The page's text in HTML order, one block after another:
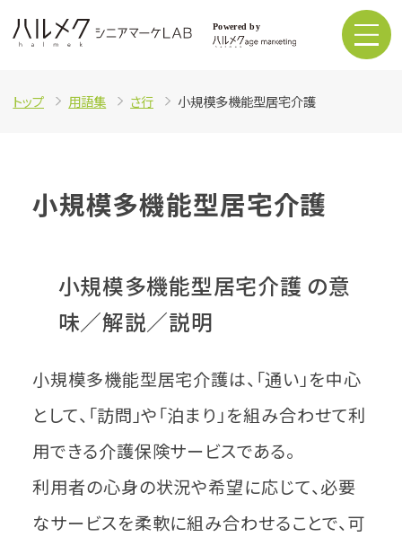
トップ 用語集 さ行 小規模多機能型居宅介護
小規模多機能型居宅介護
小規模多機能型居宅介護 の意
味／解説／説明
小規模多機能型居宅介護は、「通い」を中心
として、「訪問」や「泊まり」を組み合わせて利
用できる介護保険サービスである。
利用者の心身の状況や希望に応じて、必要
なサービスを柔軟に組み合わせることで、可